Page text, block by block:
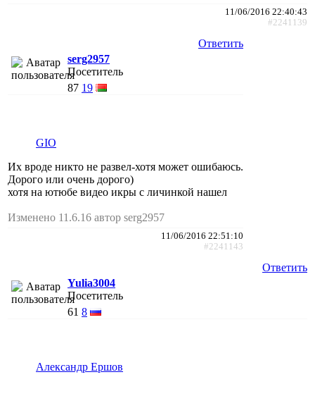
11/06/2016 22:40:43
#2241139
Ответить
serg2957
Посетитель
87 19
GIO
Их вроде никто не развел-хотя может ошибаюсь.
Дорого или очень дорого)
хотя на ютюбе видео икры с личинкой нашел
Изменено 11.6.16 автор serg2957
11/06/2016 22:51:10
#2241143
Ответить
Yulia3004
Посетитель
61 8
Александр Ершов